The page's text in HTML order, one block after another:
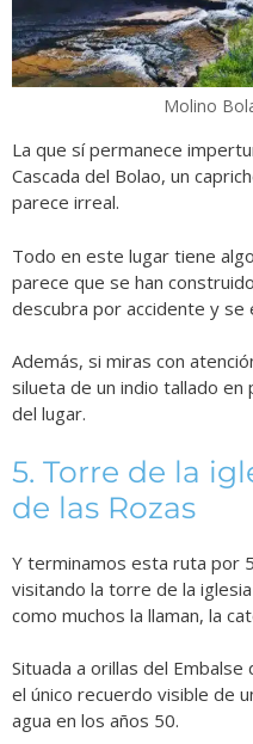
Molino
La que sí permanece
Cascada del Bolao, un
parece irreal.
Todo en este lugar tiene
parece que se han
descubra por accidente y se
Además, si miras con
silueta de un indio tallado
del lugar.
5. Torre de la
de las Rozas
Y terminamos esta ruta por
visitando la torre de la
como muchos la llaman, la
Situada a orillas del
el único recuerdo visible de
agua en los años 50.